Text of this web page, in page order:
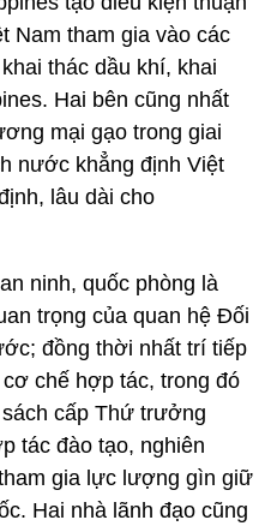
Nam tham gia vào các
thác dầu khí, khai
Hai bên cũng nhất
mại gạo trong giai
nước khẳng định Việt
lâu dài cho
ninh, quốc phòng là
trọng của quan hệ Đối
đồng thời nhất trí tiếp
chế hợp tác, trong đó
cấp Thứ trưởng
tác đào tạo, nghiên
gia lực lượng gìn giữ
Hai nhà lãnh đạo cũng